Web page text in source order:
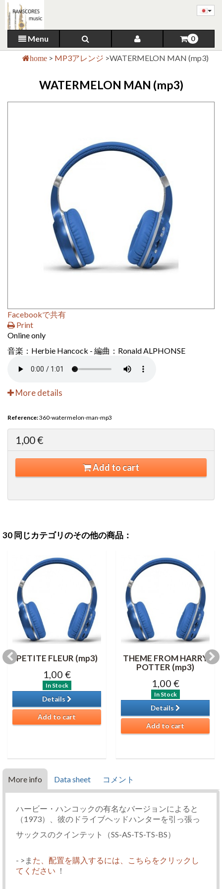
Menu 0
home > MP3アレンジ >WATERMELON MAN (mp3)
WATERMELON MAN (mp3)
Facebookで共有
Print
Online only
音楽：Herbie Hancock - 編曲：Ronald ALPHONSE
More details
Reference:360-watermelon-man-mp3
1,00 €
Add to cart
30 同じカテゴリのその他の商品：
PETITE FLEUR (mp3)
1,00 €
In Stock
Details
Add to cart
THEME FROM HARRY
POTTER (mp3)
1,00 €
In Stock
Details
Add to cart
More info Data sheet コメント
ハービー・ハンコックの有名なバージョンによると
（1973）、彼のドライブヘッドハンターを引っ張っ
サックスのクインテット（SS-AS-TS-TS-BS）
- >ま た、配置を購入するには、こちらをクリックし
てください ！